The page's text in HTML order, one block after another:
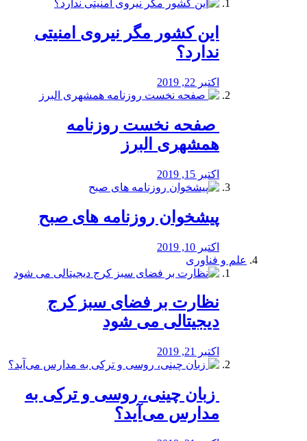
این کشور مگر نیروی امنیتی
ندارد؟
اکتبر 22, 2019
️ صفحه نخست روزنامه‌
همشهری البرز
اکتبر 15, 2019
پیشخوان روزنامه های صبح
اکتبر 10, 2019
علم و فناوری
نظارت بر فضای سبز کرج
دیجیتالی می شود
اکتبر 21, 2019
️ زبان چینی، روسی و ترکی به
مدارس می‌آید؟